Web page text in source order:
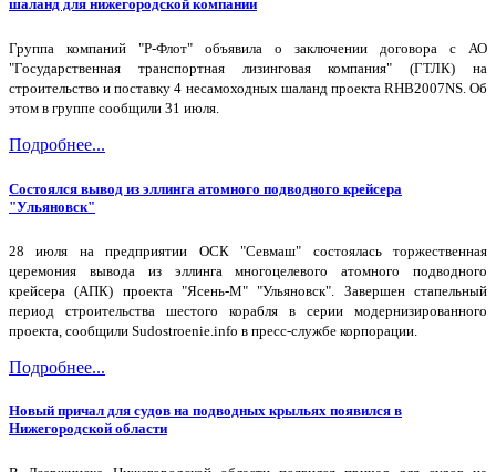
шаланд для нижегородской компании
Группа компаний "Р-Флот" объявила о заключении договора с АО
"Государственная транспортная лизинговая компания" (ГТЛК) на
строительство и поставку 4 несамоходных шаланд проекта RHB2007NS. Об
этом в группе сообщили 31 июля.
Подробнее...
Состоялся вывод из эллинга атомного подводного крейсера
"Ульяновск"
28 июля на предприятии ОСК "Севмаш" состоялась торжественная
церемония вывода из эллинга многоцелевого атомного подводного
крейсера (АПК) проекта "Ясень-М" "Ульяновск". Завершен стапельный
период строительства шестого корабля в серии модернизированного
проекта, сообщили Sudostroenie.info в пресс-службе корпорации.
Подробнее...
Новый причал для судов на подводных крыльях появился в
Нижегородской области